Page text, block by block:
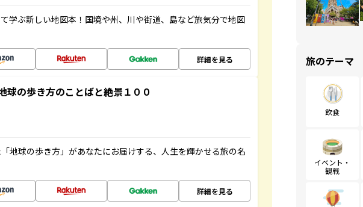
学ぶ新しい地図本！国境や州、川や街道、島など旅気分で地図
詳細を見る
球の歩き方のことばと絶景１００
地球の歩き方」があなたにお届けする、人生を輝かせる旅の名
詳細を見る
旅のテーマ
飲食
イベント・
観戦